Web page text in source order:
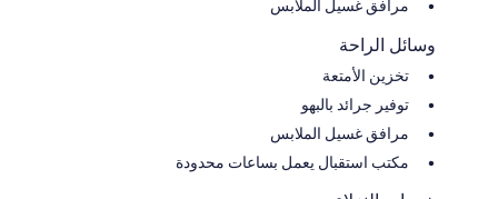
مرافق غسيل الملابس
وسائل الراحة
تخزين الأمتعة
توفير جرائد بالبهو
مرافق غسيل الملابس
مكتب استقبال يعمل بساعات محدودة